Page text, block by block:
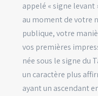
appelé « signe levant
au moment de votre
publique, votre
vos premières
née sous le signe du
un caractère plus
ayant un ascendant